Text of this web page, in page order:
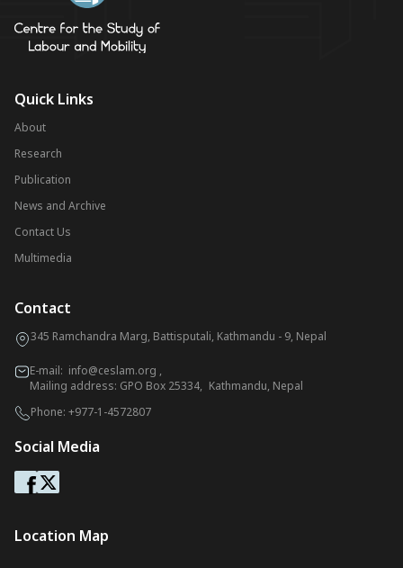
Quick Links
About
Research
Publication
News and Archive
Contact Us
Multimedia
Contact
345 Ramchandra Marg, Battisputali, Kathmandu - 9, Nepal
E-mail: info@ceslam.org ,
Mailing address: GPO Box 25334, Kathmandu, Nepal
Phone: +977-1-4572807
Social Media
Location Map